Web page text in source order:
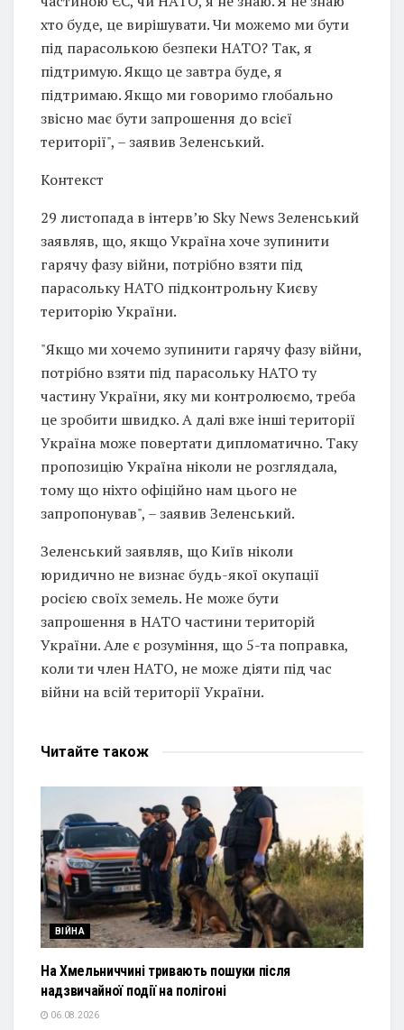
хто буде, це вирішувати. Чи можемо ми бути
під парасолькою безпеки НАТО? Так, я
підтримую. Якщо це завтра буде, я
підтримаю. Якщо ми говоримо глобально
звісно має бути запрошення до всієї
території", – заявив Зеленський.
Контекст
29 листопада в інтервʼю Sky News Зеленський
заявляв, що, якщо Україна хоче зупинити
гарячу фазу війни, потрібно взяти під
парасольку НАТО підконтрольну Києву
територію України.
"Якщо ми хочемо зупинити гарячу фазу війни,
потрібно взяти під парасольку НАТО ту
частину України, яку ми контролюємо, треба
це зробити швидко. А далі вже інші території
Україна може повертати дипломатично. Таку
пропозицію Україна ніколи не розглядала,
тому що ніхто офіційно нам цього не
запропонував", – заявив Зеленський.
Зеленський заявляв, що Київ ніколи
юридично не визнає будь-якої окупації
росією своїх земель. Не може бути
запрошення в НАТО частини територій
України. Але є розуміння, що 5-та поправка,
коли ти член НАТО, не може діяти під час
війни на всій території України.
Читайте також
ВІЙНА
На Хмельниччині тривають пошуки після
надзвичайної події на полігоні
06.08.2026